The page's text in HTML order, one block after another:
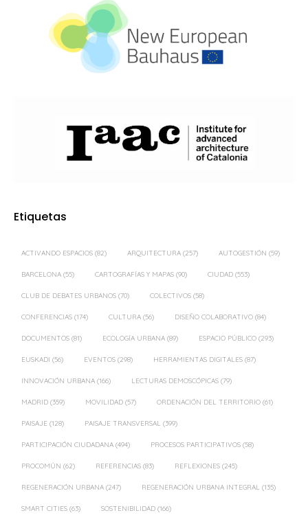
Etiquetas
ACTIVANDO ESPACIOS (82) ARQUITECTURA (257) AUTOGESTIÓN (59)
BARCELONA (55) CARTOGRAFÍAS Y MAPAS (90) CIUDAD (553)
CLUB DE DEBATES URBANOS (70) COLECTIVOS (58)
CONFERENCIAS (174) CULTURA (56) DISEÑO COLABORATIVO (84)
DOCUMENTOS (81) ECOLOGÍA URBANA (89) ESPACIO PÚBLICO (293)
EUSKADI (56) EVENTOS (298) HERRAMIENTAS DIGITALES (87)
INNOVACIÓN URBANA (166) LECTURAS DEMOSCÓPICAS (79)
MADRID (359) MOVILIDAD (57) ORDENACIÓN DEL TERRITORIO (61)
PAISAJE (128) PAISAJE TRANSVERSAL (399)
PARTICIPACIÓN CIUDADANA (494) PROCESOS PARTICIPATIVOS (58)
PROCOMÚN (62) REFERENCIAS (83) REFLEXIONES (245)
REGENERACIÓN URBANA (247) REGENERACIÓN URBANA INTEGRAL (135)
SMART CITIES (63) SOSTENIBILIDAD (166)